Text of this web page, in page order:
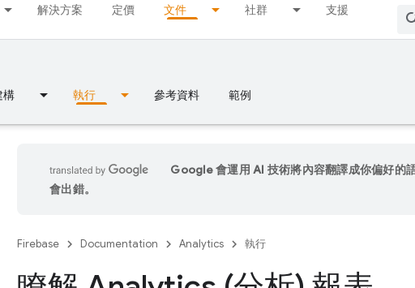
解決方案 定價 文件 社群 支援
構 執行 參考資料 範例
Google 會運用 AI 技術將內容翻譯成你偏好的
會出錯。
Firebase Documentation Analytics 執行